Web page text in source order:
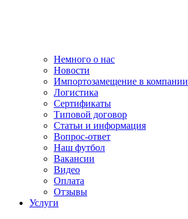
Немного о нас
Новости
Импортозамещение в компании
Логистика
Сертификаты
Типовой договор
Статьи и информация
Вопрос-ответ
Наш футбол
Вакансии
Видео
Оплата
Отзывы
Услуги